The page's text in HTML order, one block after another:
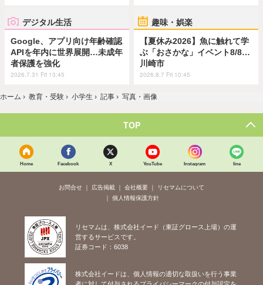
デジタル生活
Google、アプリ向け年齢確認
APIを年内に世界展開…未成年
者保護を強化
2026.7.31 Fri 13:45
趣味・娯楽
【夏休み2026】魚に触れて学
ぶ「おさかな」イベント8/8…
川崎市
2026.8.7 Fri 10:45
ホーム › 教育・受験 › 小学生 › 記事 › 写真・画像
TOP
Home Facebook X YouTube Instagram line
お問合せ 広告掲載 会社概要
リセマムについて
個人情報保護方針
リセマムは、株式会社イード（東証グロース上場）の運
営するサービスです。
証券コード：6038
株式会社イードは、個人情報の適切な取扱いを行う事業
者に対して付与されるプライバシーマークの付与認定を